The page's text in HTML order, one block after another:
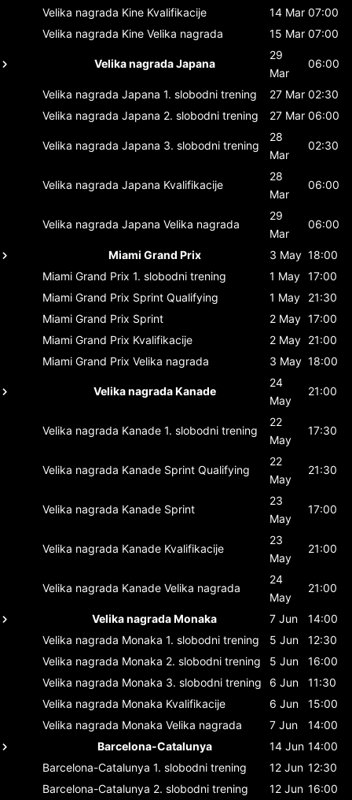
Velika nagrada Kine Kvalifikacije 14 Mar 07:00
Velika nagrada Kine Velika nagrada 15 Mar 07:00
Velika nagrada Japana
29
Mar
06:00
Velika nagrada Japana 1. slobodni trening 27 Mar 02:30
Velika nagrada Japana 2. slobodni trening 27 Mar 06:00
Velika nagrada Japana 3. slobodni trening
28
Mar
02:30
Velika nagrada Japana Kvalifikacije
28
Mar
06:00
Velika nagrada Japana Velika nagrada
29
Mar
06:00
Miami Grand Prix 3 May 18:00
Miami Grand Prix 1. slobodni trening 1 May 17:00
Miami Grand Prix Sprint Qualifying 1 May
21:30
Miami Grand Prix Sprint 2 May 17:00
Miami Grand Prix Kvalifikacije 2 May 21:00
Miami Grand Prix Velika nagrada 3 May 18:00
Velika nagrada Kanade
24
May
21:00
Velika nagrada Kanade 1. slobodni trening
22
May
17:30
Velika nagrada Kanade Sprint Qualifying
22
May
21:30
Velika nagrada Kanade Sprint
23
May
17:00
Velika nagrada Kanade Kvalifikacije
23
May
21:00
Velika nagrada Kanade Velika nagrada
24
May
21:00
Velika nagrada Monaka 7 Jun
14:00
Velika nagrada Monaka 1. slobodni trening 5 Jun
12:30
Velika nagrada Monaka 2. slobodni trening 5 Jun
16:00
Velika nagrada Monaka 3. slobodni trening 6 Jun
11:30
Velika nagrada Monaka Kvalifikacije 6 Jun
15:00
Velika nagrada Monaka Velika nagrada 7 Jun
14:00
Barcelona-Catalunya
14 Jun 14:00
Barcelona-Catalunya 1. slobodni trening 12 Jun 12:30
Barcelona-Catalunya 2. slobodni trening 12 Jun 16:00